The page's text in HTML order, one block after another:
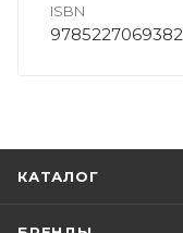
ISBN
9785227069382
КАТАЛОГ